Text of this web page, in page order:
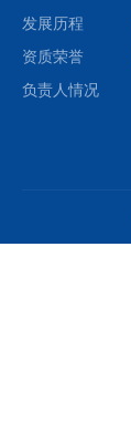
发展历程
资质荣誉
负责人情况